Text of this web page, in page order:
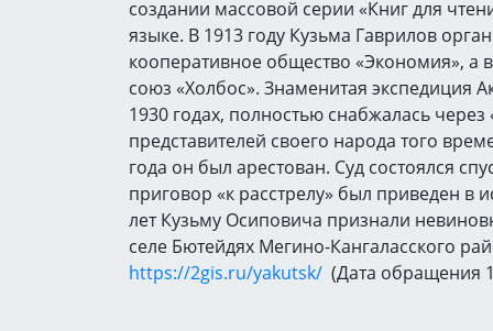
создании массовой серии «Книг для
языке. В 1913 году Кузьма Гаврилов
кооперативное общество «Экономия», а
союз «Холбос». Знаменитая экспедиция
1930 годах, полностью снабжалась через
представителей своего народа того
года он был арестован. Суд состоялся
приговор «к расстрелу» был приведен в
лет Кузьму Осиповича признали
селе Бютейдях Мегино-Кангаласского
https://2gis.ru/yakutsk/ (Дата обращения